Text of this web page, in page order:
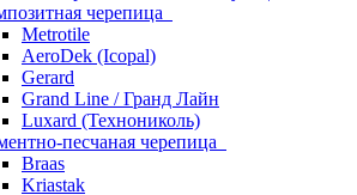
черепица
Metrotile
AeroDek (Icopal)
Gerard
Grand Line / Гранд Лайн
Luxard (Технониколь)
песчаная черепица
Braas
Kriastak